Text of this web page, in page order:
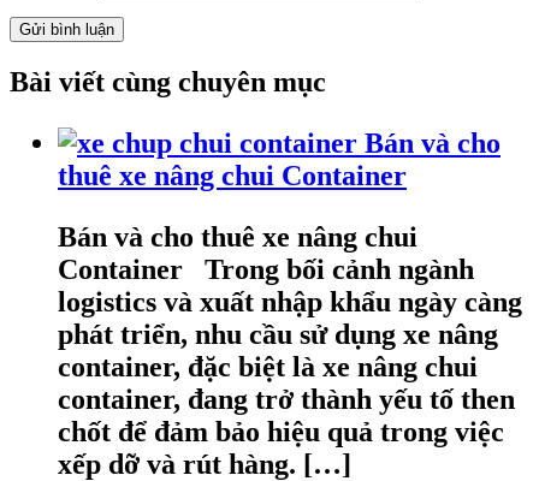
Bài viết cùng chuyên mục
Bán và cho
thuê xe nâng chui Container
Bán và cho thuê xe nâng chui
Container Trong bối cảnh ngành
logistics và xuất nhập khẩu ngày càng
phát triển, nhu cầu sử dụng xe nâng
container, đặc biệt là xe nâng chui
container, đang trở thành yếu tố then
chốt để đảm bảo hiệu quả trong việc
xếp dỡ và rút hàng. […]